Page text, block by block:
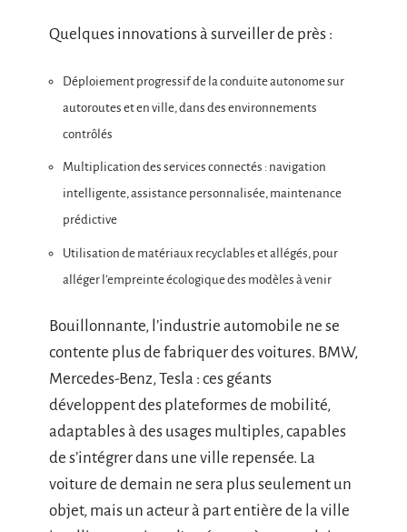
Diagnostic en temps réel, anticipation des
devient un maillon d’un réseau urbain
intelligent. Mais cette révolution pose une
question de taille : celle de la
données personnelles, enjeu à la fois
technologique et citoyen.
Déploiement progressif de la conduite autonome sur
Multiplication des services connectés : navigation
intelligente, assistance personnalisée, maintenance
prédictive
Utilisation de matériaux recyclables et allégés, pour
alléger l’empreinte écologique des modèles à venir